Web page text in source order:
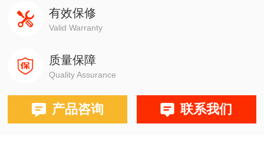
有效保修
Valid Warranty
质量保障
Quality Assurance
产品咨询 联系我们